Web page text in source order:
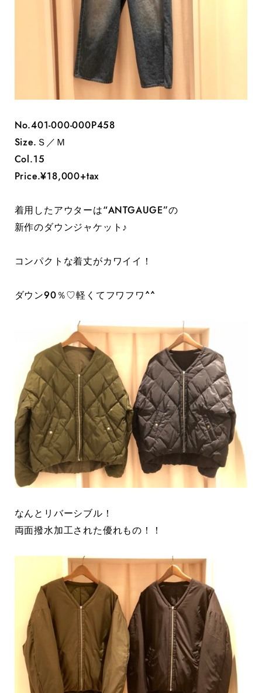
No.401-000-000P458
Size.Ｓ／Ｍ
Col.15
Price.¥18,000+tax
着用したアウターは“ANTGAUGE”の
新作のダウンジャケット♪
コンパクトな着丈がカワイイ！
ダウン90％♡軽くてフワフワ^^
なんとリバーシブル！
両面撥水加工された優れもの！！